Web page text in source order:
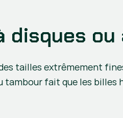
ou
tailles extrêmement
tambour fait que les